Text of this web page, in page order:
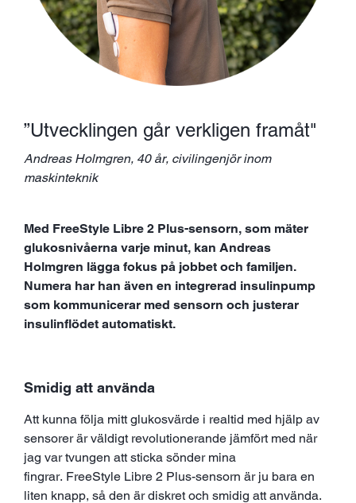
”Utvecklingen går verkligen framåt"
Andreas Holmgren, 40 år, civilingenjör inom
maskinteknik
Med FreeStyle Libre 2 Plus-sensorn, som mäter
glukosnivåerna varje minut, kan Andreas
Holmgren lägga fokus på jobbet och familjen.
Numera har han även en integrerad insulinpump
som kommunicerar med sensorn och justerar
insulinflödet automatiskt.
Smidig att använda
Att kunna följa mitt glukosvärde i realtid med hjälp av
sensorer är väldigt revolutionerande jämfört med när
jag var tvungen att sticka sönder mina
fingrar. FreeStyle Libre 2 Plus-sensorn är ju bara en
liten knapp, så den är diskret och smidig att använda.